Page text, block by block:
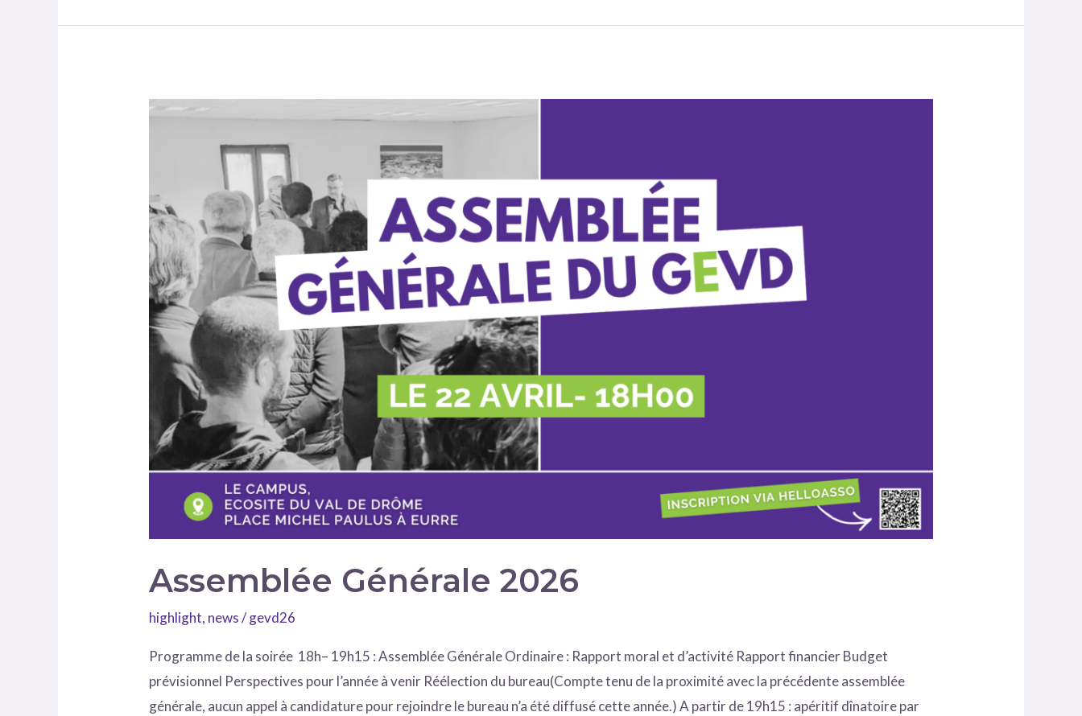
Assemblée Générale 2026
highlight, news/gevd26
Programme de la soirée 18h– 19h15 : Assemblée Générale Ordinaire : Rapport moral et d’activité Rapport financier Budget
prévisionnel Perspectives pour l’année à venir Réélection du bureau(Compte tenu de la proximité avec la précédente assemblée
générale, aucun appel à candidature pour rejoindre le bureau n’a été diffusé cette année.) A partir de 19h15 : apéritif dînatoire par
Assemblée